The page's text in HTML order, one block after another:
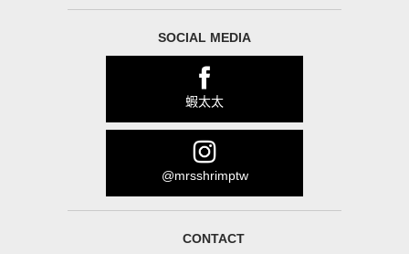
SOCIAL MEDIA
蝦太太
@mrsshrimptw
CONTACT